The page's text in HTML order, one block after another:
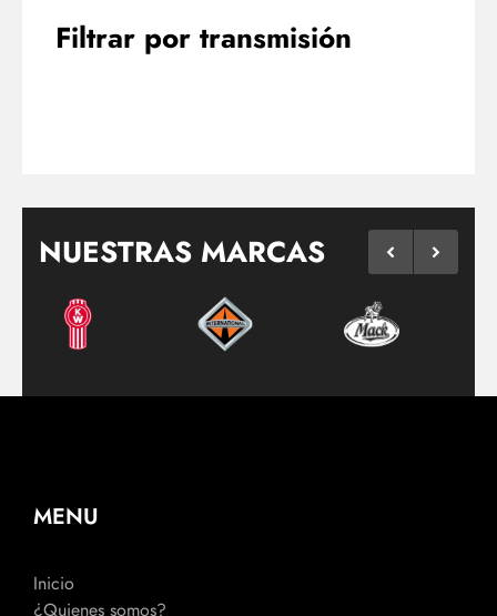
Filtrar por transmisión
NUESTRAS MARCAS
MENU
Inicio
¿Quienes somos?